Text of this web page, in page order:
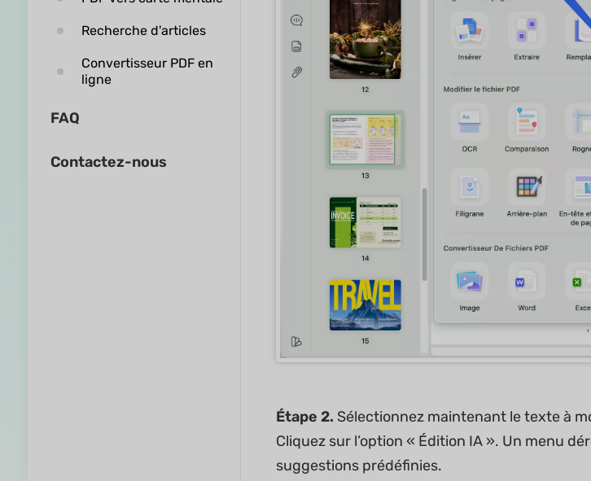
Recherche d'articles
Convertisseur PDF en
ligne
FAQ
Contactez-nous
Étape 2. Sélectionnez maintenant le texte à
Cliquez sur l’option « Édition IA ». Un menu
suggestions prédéfinies.